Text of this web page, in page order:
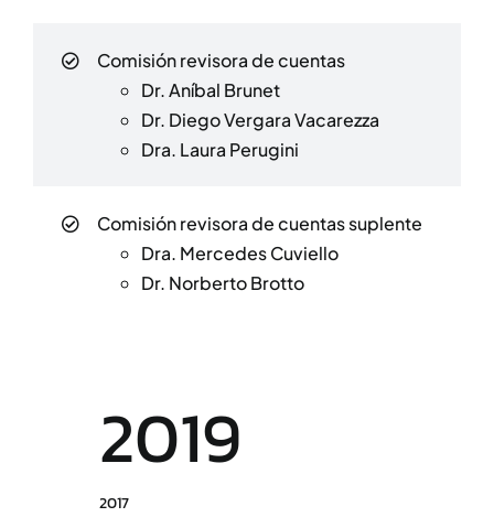
Comisión revisora de cuentas
Dr. Aníbal Brunet
Dr. Diego Vergara Vacarezza
Dra. Laura Perugini
Comisión revisora de cuentas suplente
Dra. Mercedes Cuviello
Dr. Norberto Brotto
2019
2017